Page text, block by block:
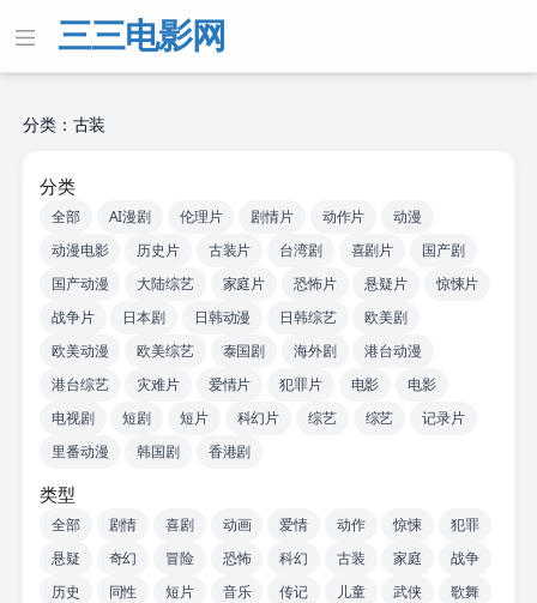
三三电影网
分类：古装
分类
全部 AI漫剧 伦理片 剧情片 动作片
动漫
动漫电影
历史片 古装片 台湾剧 喜剧片
国产剧
国产动漫
大陆综艺 家庭片 恐怖片 悬疑片
惊悚片
战争片
日本剧 日韩动漫 日韩综艺
欧美剧
欧美动漫
欧美综艺 泰国剧 海外剧
港台动漫
港台综艺
灾难片 爱情片 犯罪片 电影
电影
电视剧
短剧 短片 科幻片 综艺 综艺
记录片
里番动漫
韩国剧 香港剧
类型
全部 剧情 喜剧 动画 爱情 动作 惊悚
犯罪
悬疑
奇幻 冒险 恐怖 科幻 古装 家庭
战争
历史
同性 短片 音乐 传记 儿童 武侠
歌舞